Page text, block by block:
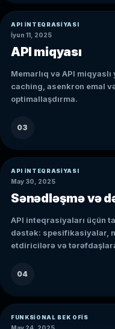
API INTEQRASIYASI
İyun 11, 2025
API miqyası
Memarlıq və API
caching, asenkron emal
optimallaşdırma.
03
API INTEQRASIYASI
May 30, 2025
Sənədləşmə və
API inteqrasiyaları üçün
dəstək: spesifikasiyalar,
etdiricilərə və
04
FUNKSIONAL BEK OFIS